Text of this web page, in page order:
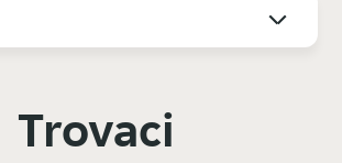
Trovaci